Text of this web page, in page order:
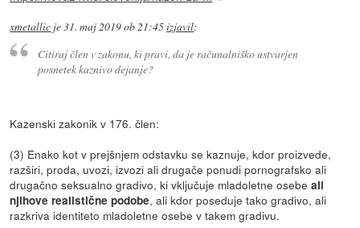
xmetallic je31. maj 2019 ob 21:45izjavil:
Citiraj člen v zakonu, ki pravi, da je računalniško ustvarjen
posnetek kaznivo dejanje?
Kazenski zakonik v 176. člen:
(3) Enako kot v prejšnjem odstavku se kaznuje, kdor proizvede,
razširi, proda, uvozi, izvozi ali drugače ponudi pornografsko ali
drugačno seksualno gradivo, ki vključuje mladoletne osebeali
njihove realistične podobe, ali kdor poseduje tako gradivo, ali
razkriva identiteto mladoletne osebe v takem gradivu.